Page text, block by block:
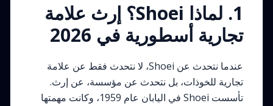
1. لماذا Shoei؟ إرث علامة
تجارية أسطورية في 2026
عندما نتحدث عن Shoei، لا نتحدث فقط عن علامة
تجارية للخوذات، بل نتحدث عن مؤسسة، عن إرث.
تأسست Shoei في اليابان عام 1959، وكانت مهمتها